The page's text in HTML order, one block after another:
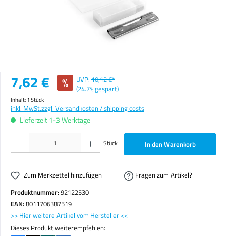
Verkaufspreis:
7,62 € % UVP: 10,12 €*
(24.7% gespart)
Inhalt:1 Stück
inkl. MwSt.zzgl. Versandkosten / shipping costs
Lieferzeit 1-3 Werktage
Produkt Anzahl: Gib den gewünschten Wert ein oder benutze die Schaltflächen um die Anzahl zu
Stück In den Warenkorb
Zum Merkzettel hinzufügen
Fragen zum Artikel?
Produktnummer:92122530
EAN:8011706387519
>> Hier weitere Artikel vom Hersteller <<
Dieses Produkt weiterempfehlen: